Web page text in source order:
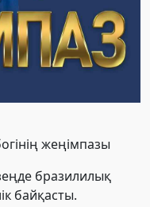
жеңімпазы
бразилилық
байқасты.